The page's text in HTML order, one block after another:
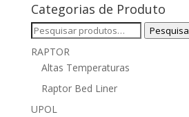
through
102.60€
Categorias de Produto
Pesquisar
por:
Pesquisa
RAPTOR
Altas Temperaturas
Raptor Bed Liner
UPOL